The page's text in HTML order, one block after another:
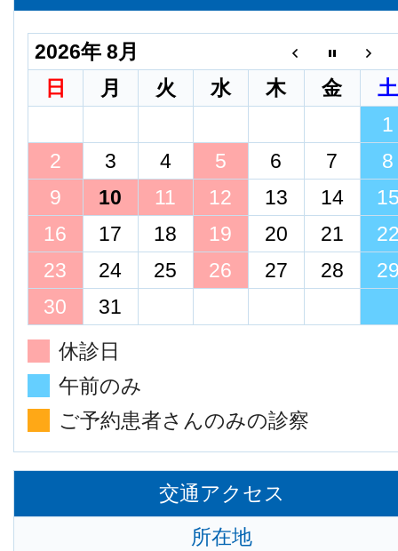
2026年 8月
日
月 火 水 木 金
土
1
2
3 4 5 6 7
8
9
10 11 12 13 14
16
17 18 19 20 21
23
24 25 26 27 28
30
31
休診日
午前のみ
ご予約患者さんのみの診察
交通アクセス
所在地